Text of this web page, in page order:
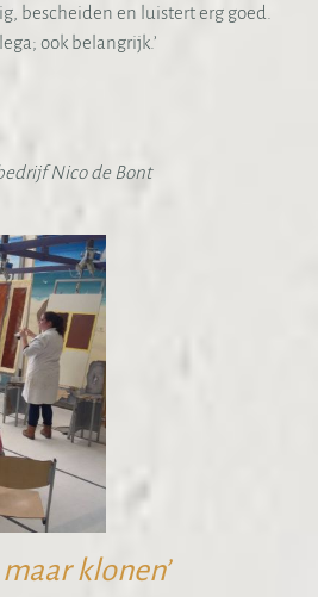
bescheiden en luistert erg goed.
ook belangrijk.’
Nico de Bont
klonen’